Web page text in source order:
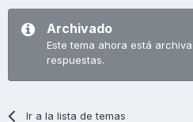
Archivado
Este tema ahora está
respuestas.
Ir a la lista de temas